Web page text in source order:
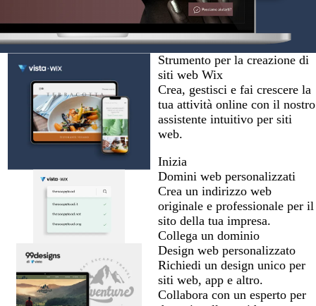
Strumento per la creazione di
siti web Wix
Crea, gestisci e fai crescere la
tua attività online con il nostro
assistente intuitivo per siti
web.
Inizia
Domini web personalizzati
Crea un indirizzo web
originale e professionale per il
sito della tua impresa.
Collega un dominio
Design web personalizzato
Richiedi un design unico per
siti web, app e altro.
Collabora con un esperto per